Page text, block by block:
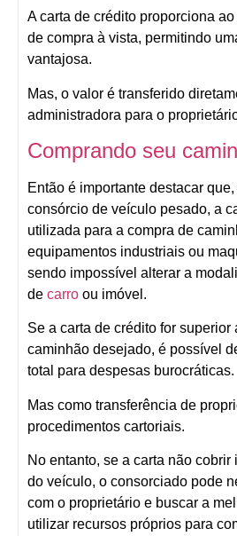
A carta de crédito proporciona
de compra à vista, permitindo
vantajosa.
Mas, o valor é transferido
administradora para o
Comprando seu
Então é importante destacar
consórcio de veículo pesado, a
utilizada para a compra de
equipamentos industriais ou
sendo impossível alterar a
de carro ou imóvel.
Se a carta de crédito for superior
caminhão desejado, é possível
total para despesas burocráticas.
Mas como transferência de
procedimentos cartoriais.
No entanto, se a carta não
do veículo, o consorciado pode
com o proprietário e buscar a
utilizar recursos próprios para